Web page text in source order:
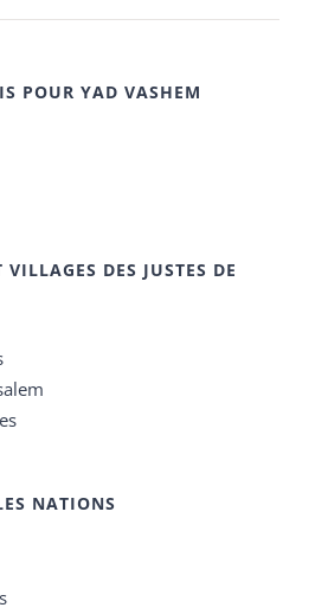
POUR YAD VASHEM
DES JUSTES DE
NATIONS